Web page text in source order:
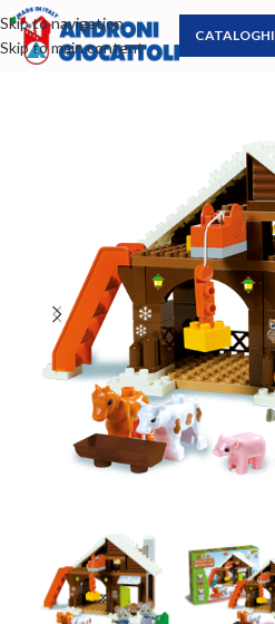
Skip to navigation
Skip to main content
CATALOGHI